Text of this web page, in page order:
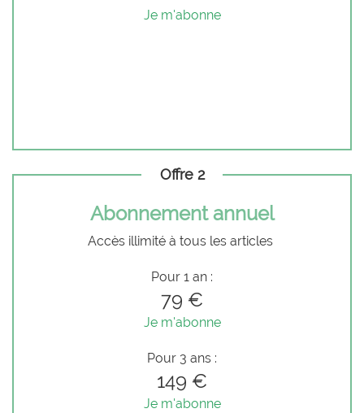
Je m'abonne
Offre 2
Abonnement annuel
Accès illimité à tous les articles
Pour 1 an :
79 €
Je m'abonne
Pour 3 ans :
149 €
Je m'abonne